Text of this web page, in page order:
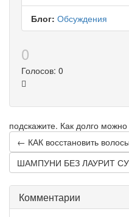
Блог: Обсуждения
0
Голосов: 0
подскажите. Как долго
← КАК восстановить
ШАМПУНИ БЕЗ ЛАУРИТ
Комментарии